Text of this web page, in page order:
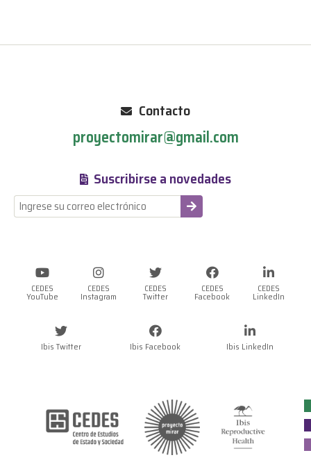
Contacto
proyectomirar@gmail.com
Suscribirse a novedades
-
CEDES
YouTube
CEDES
Instagram
CEDES
Twitter
CEDES
Facebook
CEDES
LinkedIn
Ibis Twitter Ibis Facebook Ibis LinkedIn